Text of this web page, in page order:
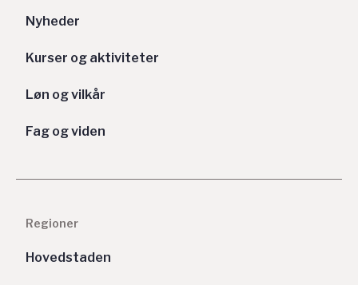
Nyheder
Kurser og aktiviteter
Løn og vilkår
Fag og viden
Regioner
Hovedstaden